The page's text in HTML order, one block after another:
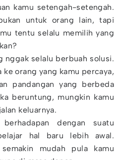
kamu setengah-setengah.
untuk orang lain, tapi
tentu selalu memilih yang
nggak selalu berbuah solusi.
orang yang kamu percaya,
pandangan yang berbeda
beruntung, mungkin kamu
keluarnya.
dengan suatu
hal baru lebih awal.
mudah pula kamu